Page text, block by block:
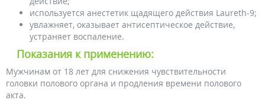
используется анестетик щадящего действия Laureth-9;
увлажняет, оказывает антисептическое действие,
устраняет воспаление.
Показания к применению:
Мужчинам от 18 лет для снижения чувствительности
головки полового органа и продления времени полового
акта.